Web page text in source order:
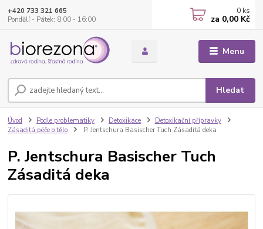
Menu
Hledat
+420 733 321 665
Pondělí - Pátek: 8:00 - 16:00
0 ks
za 0,00 Kč
Úvod Podle problematiky Detoxikace
Detoxikační přípravky
Zásaditá péče o tělo
P. Jentschura Basischer Tuch Zásaditá deka
P. Jentschura Basischer Tuch
Zásaditá deka